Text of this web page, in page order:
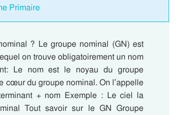
Primaire
? Le groupe nominal (GN) est
on trouve obligatoirement un nom
Le nom est le noyau du groupe
cœur du groupe nominal. On l’appelle
+ nom Exemple : Le ciel la
Tout savoir sur le GN Groupe